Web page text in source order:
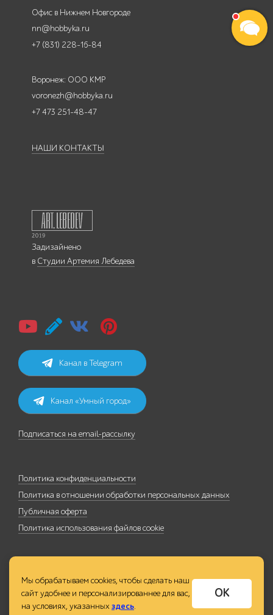
Офис в Нижнем Новгороде
nn@hobbyka.ru
+7 (831) 228-16-84
Воронеж: ООО КМР
voronezh@hobbyka.ru
+7 473 251-48-47
НАШИ КОНТАКТЫ
Задизайнено
в Студии Артемия Лебедева
Канал в Telegram
Канал «Умный город»
Подписаться на email-рассылку
Политика конфиденциальности
Политика в отношении обработки персональных данных
Публичная оферта
Политика использования файлов cookie
Мы обрабатываем cookies, чтобы сделать наш
сайт удобнее и персонализированнее для вас,
на условиях, указанныхздесь.
ОК